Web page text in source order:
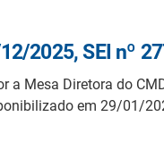
2025, SEI nº
a Mesa Diretora do
em 29/01/